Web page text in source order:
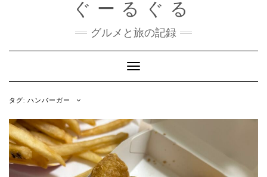
ぐーるぐる
グルメと旅の記録
Toggle
Navigation
タグ: ハンバーガー